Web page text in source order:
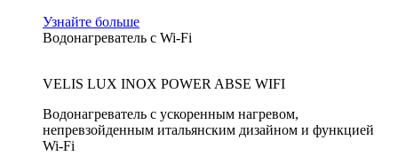
Узнайте больше
Водонагреватель с Wi-Fi
VELIS LUX INOX POWER ABSE WIFI
Водонагреватель с ускоренным нагревом,
непревзойденным итальянским дизайном и функцией
Wi-Fi